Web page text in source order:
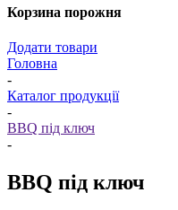
Корзина порожня
Додати товари
Головна
-
Каталог продукції
-
BBQ під ключ
-
BBQ під ключ